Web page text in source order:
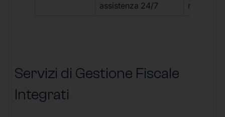
assistenza 24/7
manuale
Servizi di Gestione Fiscale
Integrati